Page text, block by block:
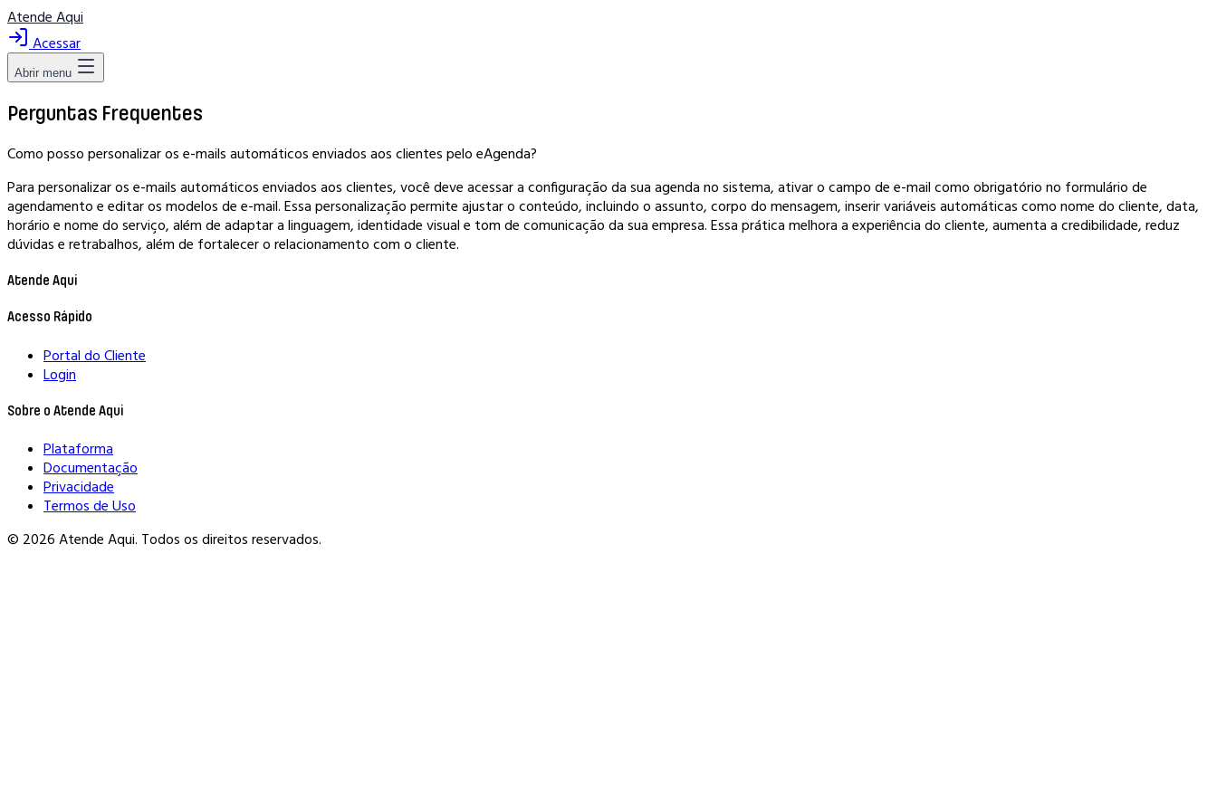
Atende Aqui
Acessar
Abrir menu
Perguntas Frequentes
Como posso personalizar os e-mails automáticos enviados aos clientes pelo eAgenda?
Para personalizar os e-mails automáticos enviados aos clientes, você deve acessar a configuração da sua agenda no sistema, ativar o campo de e-mail como obrigatório no formulário de
agendamento e editar os modelos de e-mail. Essa personalização permite ajustar o conteúdo, incluindo o assunto, corpo do mensagem, inserir variáveis automáticas como nome do cliente, data,
horário e nome do serviço, além de adaptar a linguagem, identidade visual e tom de comunicação da sua empresa. Essa prática melhora a experiência do cliente, aumenta a credibilidade, reduz
dúvidas e retrabalhos, além de fortalecer o relacionamento com o cliente.
Atende Aqui
Acesso Rápido
Portal do Cliente
Login
Sobre o Atende Aqui
Plataforma
Documentação
Privacidade
Termos de Uso
© 2026 Atende Aqui. Todos os direitos reservados.